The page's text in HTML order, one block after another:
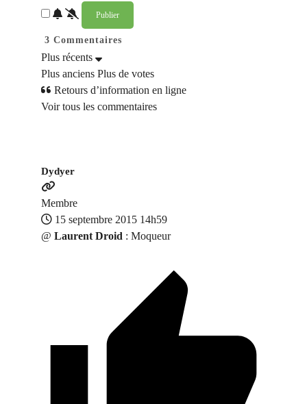
3 Commentaires
Plus récents
Plus anciens Plus de votes
Retours d’information en ligne
Voir tous les commentaires
Dydyer
Membre
15 septembre 2015 14h59
@ Laurent Droid : Moqueur